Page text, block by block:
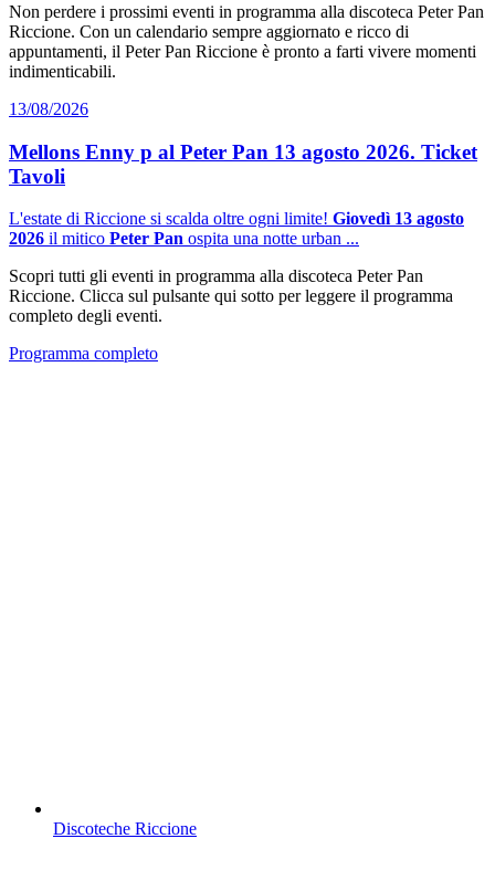
Non perdere i prossimi eventi in programma alla discoteca Peter Pan
Riccione. Con un calendario sempre aggiornato e ricco di
appuntamenti, il Peter Pan Riccione è pronto a farti vivere momenti
indimenticabili.
13/08/2026
Mellons Enny p al Peter Pan 13 agosto 2026. Ticket
Tavoli
L'estate di Riccione si scalda oltre ogni limite! Giovedì 13 agosto
2026 il mitico Peter Pan ospita una notte urban ...
Scopri tutti gli eventi in programma alla discoteca Peter Pan
Riccione. Clicca sul pulsante qui sotto per leggere il programma
completo degli eventi.
Programma completo
Discoteche Riccione